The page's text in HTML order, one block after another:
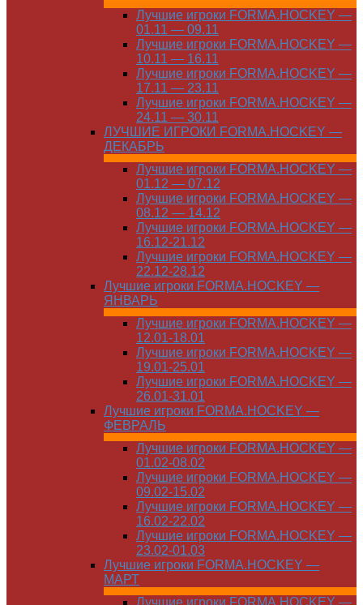
Лучшие игроки FORMA.HOCKEY —
01.11 — 09.11
Лучшие игроки FORMA.HOCKEY —
10.11 — 16.11
Лучшие игроки FORMA.HOCKEY —
17.11 — 23.11
Лучшие игроки FORMA.HOCKEY —
24.11 — 30.11
ЛУЧШИЕ ИГРОКИ FORMA.HOCKEY —
ДЕКАБРЬ
Лучшие игроки FORMA.HOCKEY —
01.12 — 07.12
Лучшие игроки FORMA.HOCKEY —
08.12 — 14.12
Лучшие игроки FORMA.HOCKEY —
16.12-21.12
Лучшие игроки FORMA.HOCKEY —
22.12-28.12
Лучшие игроки FORMA.HOCKEY —
ЯНВАРЬ
Лучшие игроки FORMA.HOCKEY —
12.01-18.01
Лучшие игроки FORMA.HOCKEY —
19.01-25.01
Лучшие игроки FORMA.HOCKEY —
26.01-31.01
Лучшие игроки FORMA.HOCKEY —
ФЕВРАЛЬ
Лучшие игроки FORMA.HOCKEY —
01.02-08.02
Лучшие игроки FORMA.HOCKEY —
09.02-15.02
Лучшие игроки FORMA.HOCKEY —
16.02-22.02
Лучшие игроки FORMA.HOCKEY —
23.02-01.03
Лучшие игроки FORMA.HOCKEY —
МАРТ
Лучшие игроки FORMA.HOCKEY —